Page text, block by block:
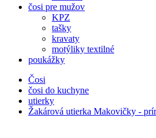
čosi pre mužov
KPZ
tašky
kravaty
motýliky textilné
poukážky
Čosi
čosi do kuchyne
utierky
Žakárová utierka Makovičky -